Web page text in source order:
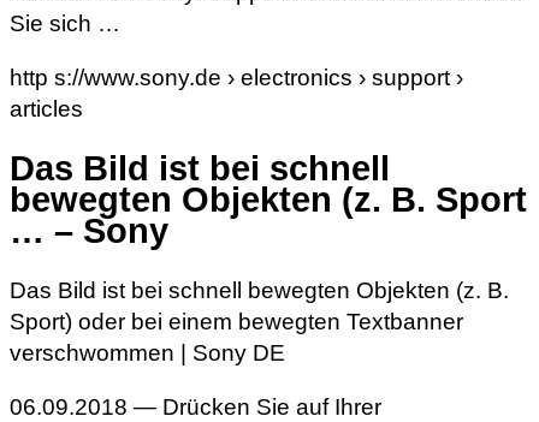
Sie sich …
http s://www.sony.de › electronics › support ›
articles
Das Bild ist bei schnell
bewegten Objekten (z. B. Sport
… – Sony
Das Bild ist bei schnell bewegten Objekten (z. B.
Sport) oder bei einem bewegten Textbanner
verschwommen | Sony DE
06.09.2018 — Drücken Sie auf Ihrer